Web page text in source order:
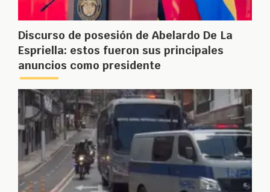
Discurso de posesión de Abelardo De La
Espriella: estos fueron sus principales
anuncios como presidente